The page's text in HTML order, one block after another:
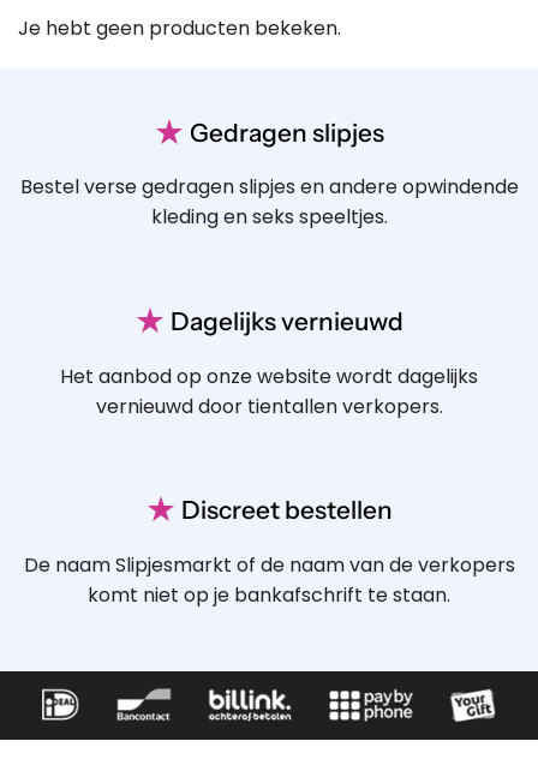
Je hebt geen producten bekeken.
★ Gedragen slipjes
Bestel verse gedragen slipjes en andere opwindende
kleding en seks speeltjes.
★ Dagelijks vernieuwd
Het aanbod op onze website wordt dagelijks
vernieuwd door tientallen verkopers.
★ Discreet bestellen
De naam Slipjesmarkt of de naam van de verkopers
komt niet op je bankafschrift te staan.